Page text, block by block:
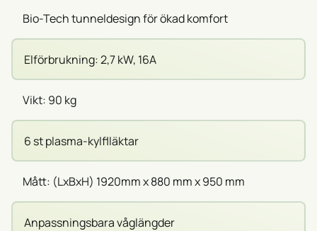
Bio-Tech tunneldesign för ökad komfort
Elförbrukning: 2,7 kW, 16A
Vikt: 90 kg
6 st plasma-kylflläktar
Mått: (LxBxH) 1920mm x 880 mm x 950 mm
Anpassningsbara våglängder